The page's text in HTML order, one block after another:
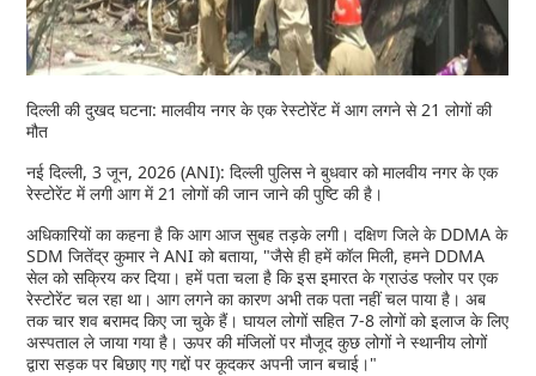
दिल्ली की दुखद घटना: मालवीय नगर के एक रेस्टोरेंट में आग लगने से 21 लोगों की
मौत
नई दिल्ली, 3 जून, 2026 (ANI): दिल्ली पुलिस ने बुधवार को मालवीय नगर के एक
रेस्टोरेंट में लगी आग में 21 लोगों की जान जाने की पुष्टि की है।
अधिकारियों का कहना है कि आग आज सुबह तड़के लगी। दक्षिण जिले के DDMA के
SDM जितेंद्र कुमार ने ANI को बताया, "जैसे ही हमें कॉल मिली, हमने DDMA
सेल को सक्रिय कर दिया। हमें पता चला है कि इस इमारत के ग्राउंड फ्लोर पर एक
रेस्टोरेंट चल रहा था। आग लगने का कारण अभी तक पता नहीं चल पाया है। अब
तक चार शव बरामद किए जा चुके हैं। घायल लोगों सहित 7-8 लोगों को इलाज के लिए
अस्पताल ले जाया गया है। ऊपर की मंजिलों पर मौजूद कुछ लोगों ने स्थानीय लोगों
द्वारा सड़क पर बिछाए गए गद्दों पर कूदकर अपनी जान बचाई।"